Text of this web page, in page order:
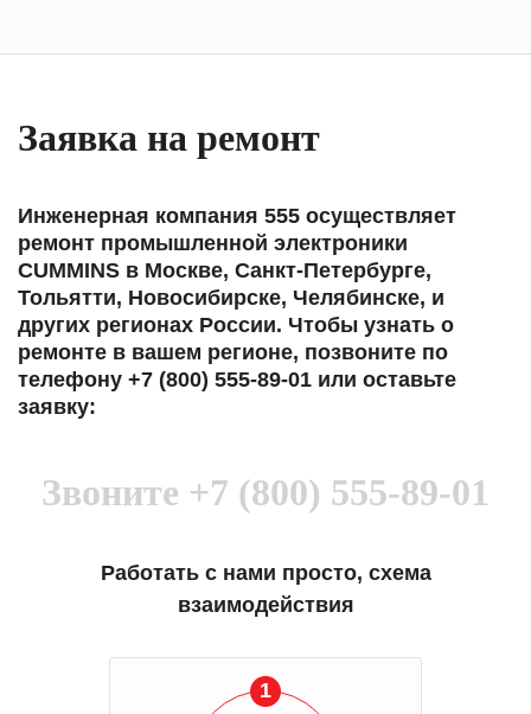
Заявка на ремонт
Инженерная компания 555 осуществляет
ремонт промышленной электроники
CUMMINS в Москве, Санкт-Петербурге,
Тольятти, Новосибирске, Челябинске, и
других регионах России. Чтобы узнать о
ремонте в вашем регионе, позвоните по
телефону +7 (800) 555-89-01 или оставьте
заявку:
Звоните +7 (800) 555-89-01
Работать с нами просто, схема
взаимодействия
1